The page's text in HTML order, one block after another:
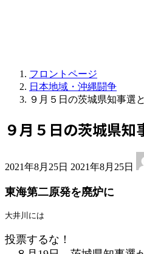
フロントページ
日本地域・沖縄闘争
９月５日の茨城県知事選
９月５日の茨城県知
2021年8月25日 終
新
2021年8月25日
東海第二原発を廃炉に
大井川には
投票するな！